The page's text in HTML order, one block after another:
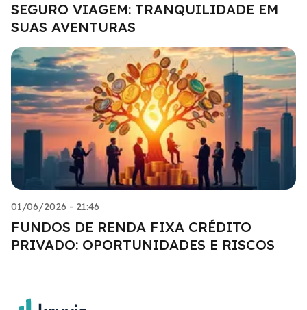
SEGURO VIAGEM: TRANQUILIDADE EM
SUAS AVENTURAS
01/06/2026 - 21:46
FUNDOS DE RENDA FIXA CRÉDITO
PRIVADO: OPORTUNIDADES E RISCOS